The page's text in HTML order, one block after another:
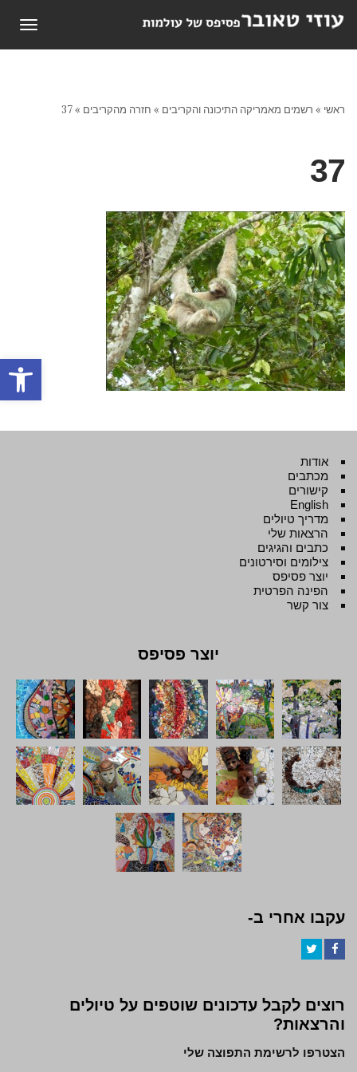
פתח
ראשי » רשמים מאמריקה התיכונה והקריבים » חזרה מהקריבים »
37
37
אודות
מכתבים
קישורים
English
מדריך טיולים
הרצאות שלי
כתבים והגיגים
צילומים וסירטונים
יוצר פסיפס
הפינה הפרטית
צור קשר
יוצר פסיפס
עקבו אחרי ב-
רוצים לקבל עדכונים שוטפים על טיולים
והרצאות?
הצטרפו לרשימת התפוצה שלי